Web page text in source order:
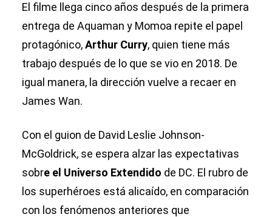
El filme llega cinco años después de la primera
entrega de Aquaman y Momoa repite el papel
protagónico,Arthur Curry, quien tiene más
trabajo después de lo que se vio en 2018. De
igual manera, la dirección vuelve a recaer en
James Wan.
Con el guion de David Leslie Johnson-
McGoldrick, se espera alzar las expectativas
sobre el Universo Extendido de DC. El rubro de
los superhéroes está alicaído, en comparación
con los fenómenos anteriores que